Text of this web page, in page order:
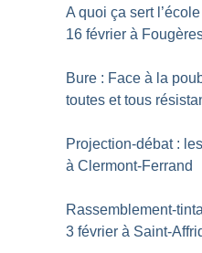
A quoi ça sert l’école
16 février à
Bure : Face à la
toutes et tous
Projection-débat :
à Clermont-Ferrand
Rassemblement-
3 février à Saint-